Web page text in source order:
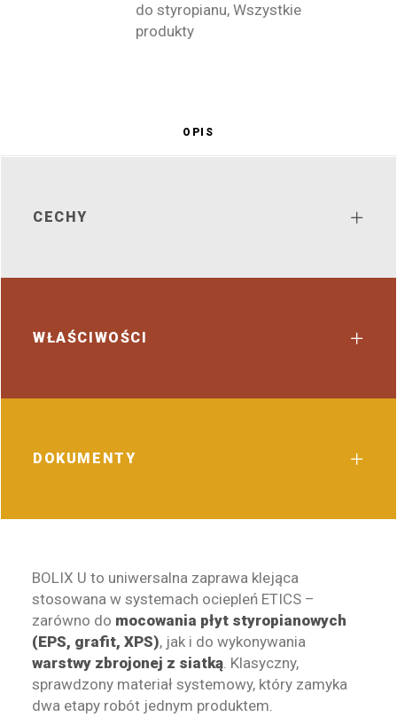
do styropianu, Wszystkie
produkty
OPIS
CECHY
WŁAŚCIWOŚCI
DOKUMENTY
BOLIX U to uniwersalna zaprawa klejąca
stosowana w systemach ociepleń ETICS –
zarówno do mocowania płyt styropianowych
(EPS, grafit, XPS), jak i do wykonywania
warstwy zbrojonej z siatką. Klasyczny,
sprawdzony materiał systemowy, który zamyka
dwa etapy robót jednym produktem.